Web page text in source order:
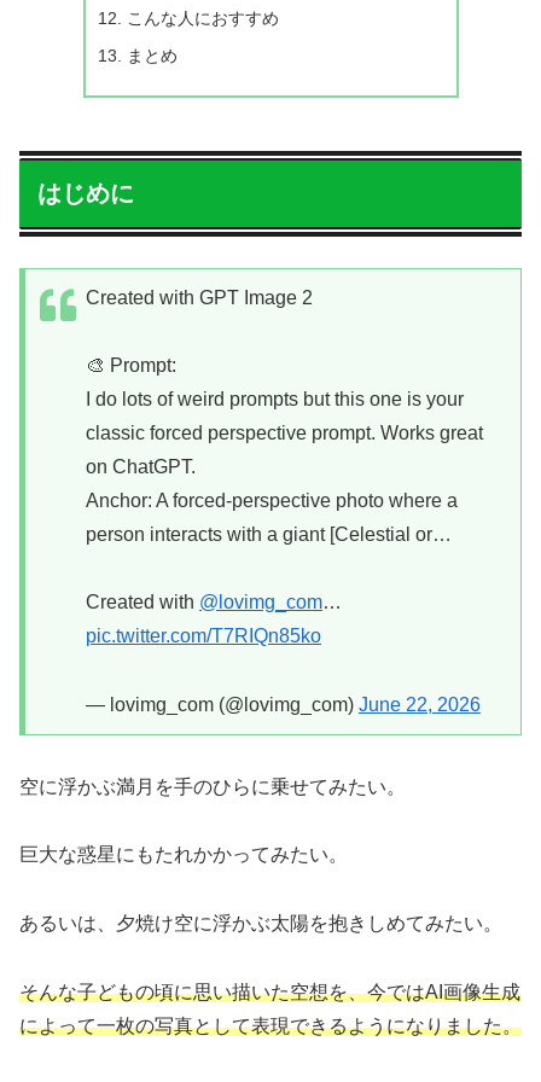
こんな人におすすめ
まとめ
はじめに
Created with GPT Image 2
🎨 Prompt:
I do lots of weird prompts but this one is your
classic forced perspective prompt. Works great
on ChatGPT.
Anchor: A forced-perspective photo where a
person interacts with a giant [Celestial or…
Created with @lovimg_com…
pic.twitter.com/T7RIQn85ko
— lovimg_com (@lovimg_com) June 22, 2026
空に浮かぶ満月を手のひらに乗せてみたい。
巨大な惑星にもたれかかってみたい。
あるいは、夕焼け空に浮かぶ太陽を抱きしめてみたい。
そんな子どもの頃に思い描いた空想を、今ではAI画像生成
によって一枚の写真として表現できるようになりました。